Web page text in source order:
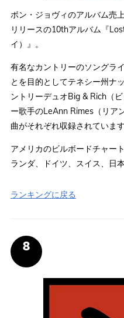
ボン・ジョヴィのアルバム売
リリースの10thアルバム『
イ）』。
有名なカントリーのソングラ
とを目的としてテネシー州ナ
ントリーデュオBig & Rich（
ー歌手のLeAnn Rimes（リア
曲がそれぞれ収録されています
アメリカのビルボードチャー
ランダ、ドイツ、スイス、日
ランキングに戻る